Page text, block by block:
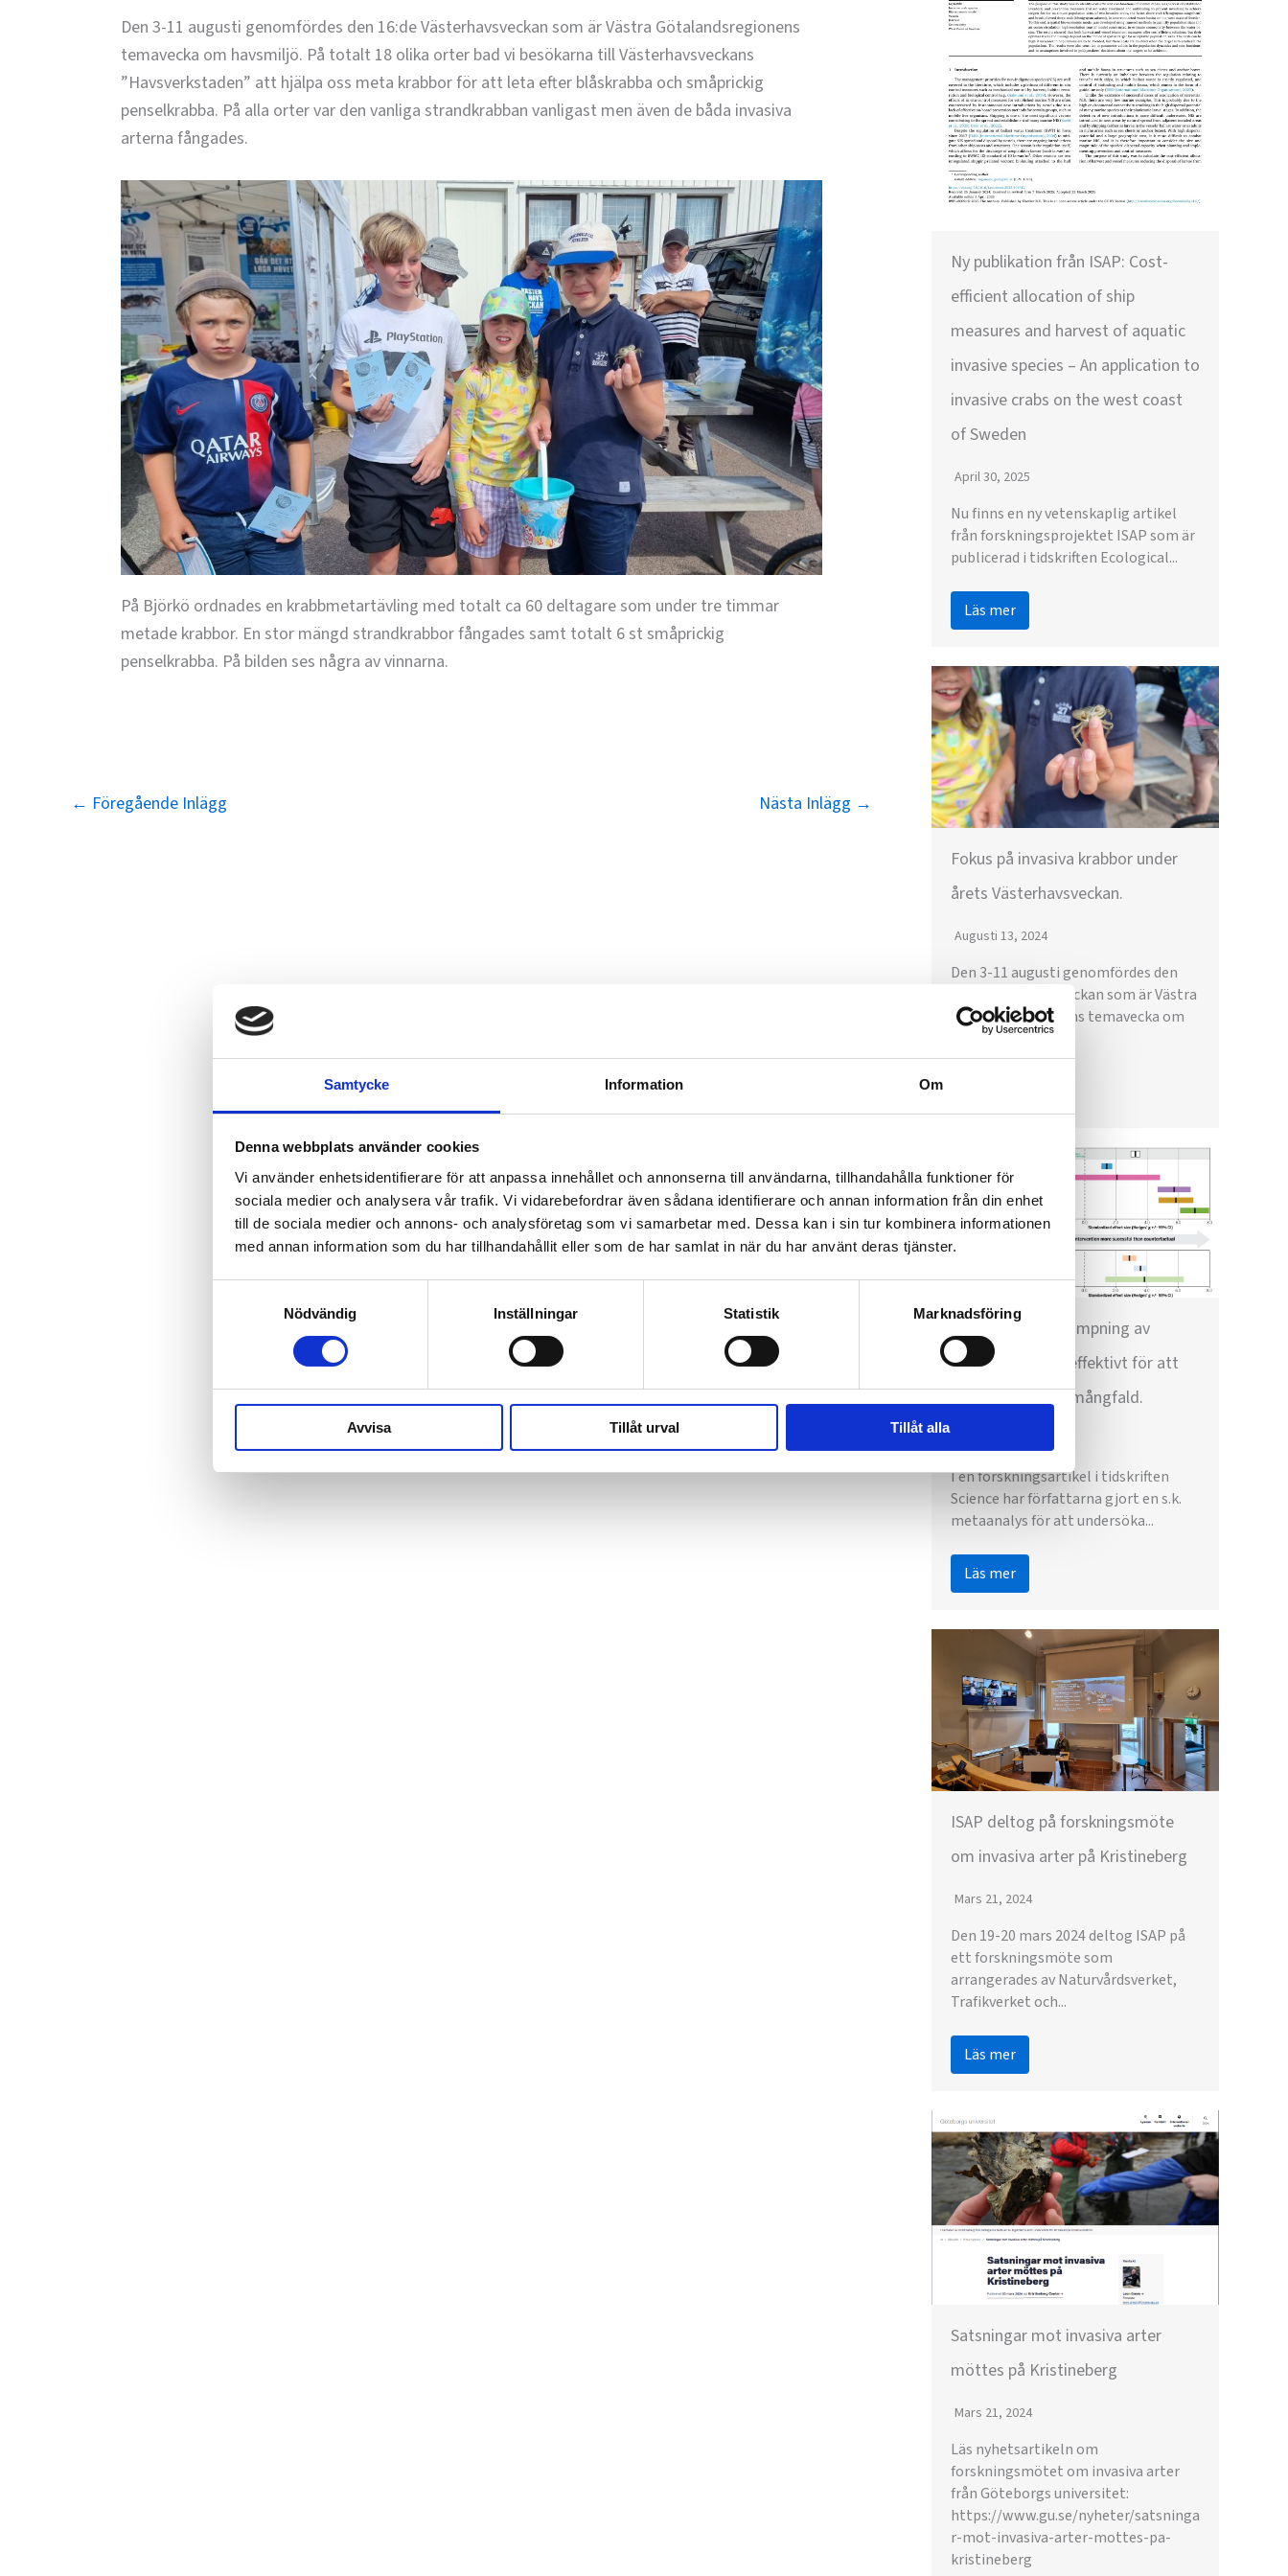
Samtycke Information Om
Denna webbplats använder cookies
Vi använder enhetsidentifierare för att anpassa innehållet och annonserna till användarna, tillhandahålla funktioner för
sociala medier och analysera vår trafik. Vi vidarebefordrar även sådana identifierare och annan information från din enhet
till de sociala medier och annons- och analysföretag som vi samarbetar med. Dessa kan i sin tur kombinera informationen
med annan information som du har tillhandahållit eller som de har samlat in när du har använt deras tjänster.
Nödvändig
Inställningar Statistik Marknadsföring
Avvisa Tillåt urval Tillåt alla
Den 3-11 augusti genomfördes den 16:de Västerhavsveckan som är Västra Götalandsregionens
temavecka om havsmiljö. På totalt 18 olika orter bad vi besökarna till Västerhavsveckans
”Havsverkstaden” att hjälpa oss meta krabbor för att leta efter blåskrabba och småprickig
penselkrabba. På alla orter var den vanliga strandkrabban vanligast men även de båda invasiva
arterna fångades.
På Björkö ordnades en krabbmetartävling med totalt ca 60 deltagare som under tre timmar
metade krabbor. En stor mängd strandkrabbor fångades samt totalt 6 st småprickig
penselkrabba. På bilden ses några av vinnarna.
← Föregående Inlägg Nästa Inlägg →
Ny publikation från ISAP: Cost-
efficient allocation of ship
measures and harvest of aquatic
invasive species – An application to
invasive crabs on the west coast
of Sweden
April 30, 2025
Nu finns en ny vetenskaplig artikel
från forskningsprojektet ISAP som är
publicerad i tidskriften Ecological...
Läs mer
Fokus på invasiva krabbor under
årets Västerhavsveckan.
Augusti 13, 2024
Den 3-11 augusti genomfördes den
16:de Västerhavsveckan som är Västra
Götalandsregionens temavecka om
havsmiljö. På...
Kontroll och bekämpning av
invasiva arter är effektivt för att
bevara biologisk mångfald.
I en forskningsartikel i tidskriften
Science har författarna gjort en s.k.
metaanalys för att undersöka...
Läs mer
ISAP deltog på forskningsmöte
om invasiva arter på Kristineberg
Mars 21, 2024
Den 19-20 mars 2024 deltog ISAP på
ett forskningsmöte som
arrangerades av Naturvårdsverket,
Trafikverket och...
Läs mer
Satsningar mot invasiva arter
möttes på Kristineberg
Mars 21, 2024
Läs nyhetsartikeln om
forskningsmötet om invasiva arter
från Göteborgs universitet:
https://www.gu.se/nyheter/satsninga
r-mot-invasiva-arter-mottes-pa-
kristineberg